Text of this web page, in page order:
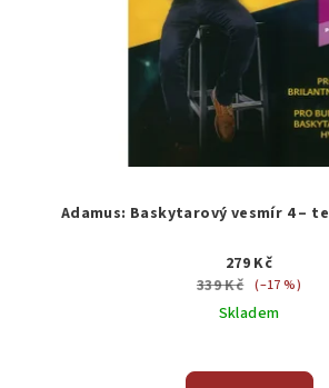
Adamus: Baskytarový vesmír 4 –
279 Kč
339 Kč (–17 %)
Skladem